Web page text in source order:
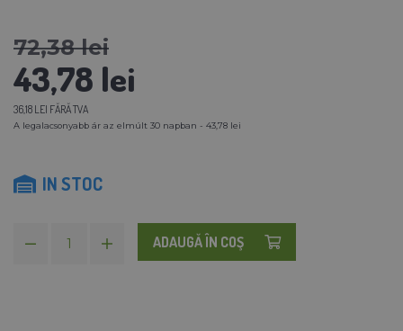
72,38 lei
43,78 lei
36,18 LEI FĂRĂ TVA
A legalacsonyabb ár az elmúlt 30 napban - 43,78 lei
IN STOC
ADAUGĂ ÎN COŞ